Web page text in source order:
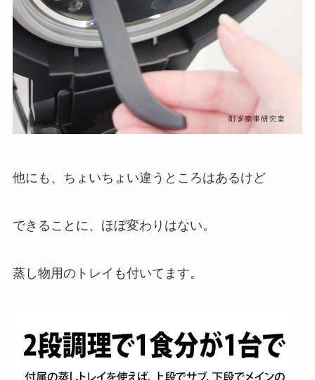
他にも、ちょいちょい違うところはあるけど
できることに、ほぼ変わりはない。
蒸し物用のトレイも付いてます。